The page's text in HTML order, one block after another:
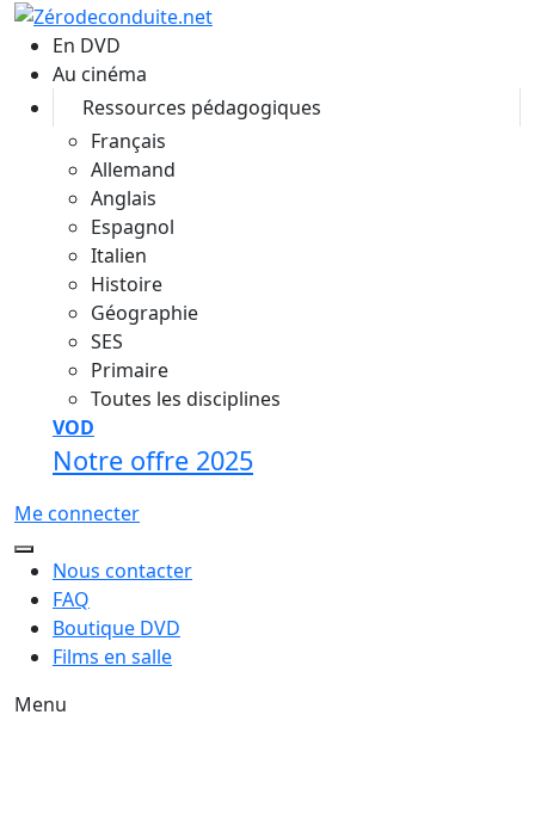
Aller au contenu principal
En DVD
Au cinéma
Ressources pédagogiques
Français
Allemand
Anglais
Espagnol
Italien
Histoire
Géographie
SES
Primaire
Toutes les disciplines
VOD
Notre offre 2025
Me connecter
Nous contacter
FAQ
Boutique DVD
Films en salle
Menu